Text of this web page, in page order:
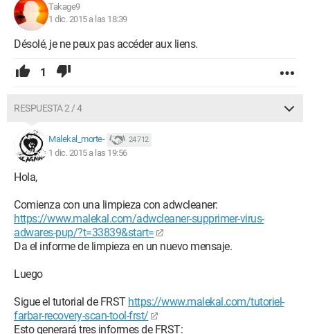
Takage9
1 dic. 2015 a las 18:39
Désolé, je ne peux pas accéder aux liens.
1
RESPUESTA 2 / 4
Malekal_morte- 24 712
1 dic. 2015 a las 19:56
Hola,
Comienza con una limpieza con adwcleaner:
https://www.malekal.com/adwcleaner-supprimer-virus-
adwares-pup/?t=33839&start=
Da el informe de limpieza en un nuevo mensaje.
Luego
Sigue el tutorial de FRST https://www.malekal.com/tutoriel-
farbar-recovery-scan-tool-frst/
Esto generará tres informes de FRST: